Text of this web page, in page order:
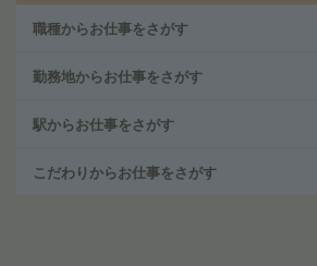
職種からお仕事をさがす
勤務地からお仕事をさがす
駅からお仕事をさがす
こだわりからお仕事をさがす